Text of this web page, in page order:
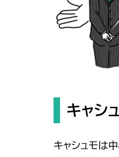
キャシ
キャシュモは